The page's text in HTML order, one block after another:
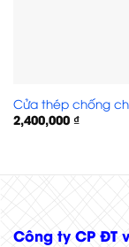
Cửa thép chống
2,400,000 ₫
Công ty CP ĐT